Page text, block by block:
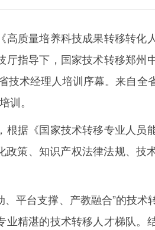
质量培养科技成果转移转化人
指导下，国家技术转移郑州
技术经理人培训序幕。来自全
训。
据《国家技术转移专业人员
策、知识产权法律法规、技
平台支撑、产教融合”的技术
精湛的技术转移人才梯队。